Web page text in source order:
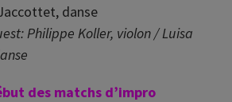
danse
Philippe Koller, violon / Luisa
des matchs d’impro